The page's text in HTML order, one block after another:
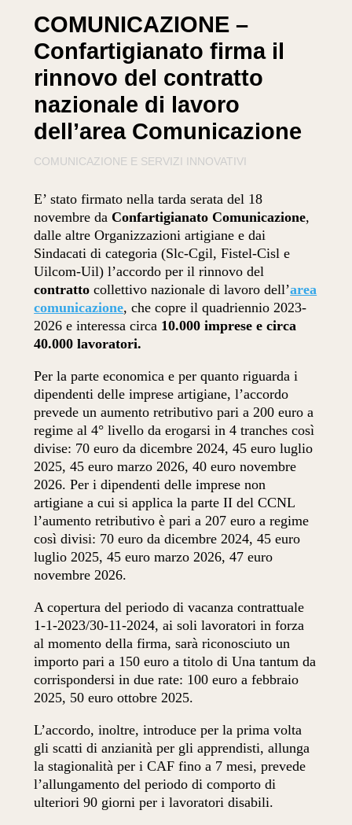
COMUNICAZIONE –
Confartigianato firma il
rinnovo del contratto
nazionale di lavoro
dell’area Comunicazione
COMUNICAZIONE E SERVIZI INNOVATIVI
E’ stato firmato nella tarda serata del 18
novembre da Confartigianato Comunicazione,
dalle altre Organizzazioni artigiane e dai
Sindacati di categoria (Slc-Cgil, Fistel-Cisl e
Uilcom-Uil) l’accordo per il rinnovo del
contratto collettivo nazionale di lavoro dell’area
comunicazione, che copre il quadriennio 2023-
2026 e interessa circa 10.000 imprese e circa
40.000 lavoratori.
Per la parte economica e per quanto riguarda i
dipendenti delle imprese artigiane, l’accordo
prevede un aumento retributivo pari a 200 euro a
regime al 4° livello da erogarsi in 4 tranches così
divise: 70 euro da dicembre 2024, 45 euro luglio
2025, 45 euro marzo 2026, 40 euro novembre
2026. Per i dipendenti delle imprese non
artigiane a cui si applica la parte II del CCNL
l’aumento retributivo è pari a 207 euro a regime
così divisi: 70 euro da dicembre 2024, 45 euro
luglio 2025, 45 euro marzo 2026, 47 euro
novembre 2026.
A copertura del periodo di vacanza contrattuale
1-1-2023/30-11-2024, ai soli lavoratori in forza
al momento della firma, sarà riconosciuto un
importo pari a 150 euro a titolo di Una tantum da
corrispondersi in due rate: 100 euro a febbraio
2025, 50 euro ottobre 2025.
L’accordo, inoltre, introduce per la prima volta
gli scatti di anzianità per gli apprendisti, allunga
la stagionalità per i CAF fino a 7 mesi, prevede
l’allungamento del periodo di comporto di
ulteriori 90 giorni per i lavoratori disabili.